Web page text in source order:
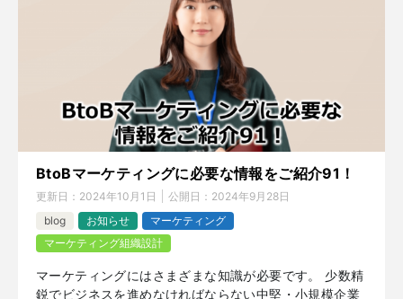
BtoBマーケティングに必要な情報をご紹介91！
更新日： 2024年10月1日 公開日： 2024年9月28日
blog
お知らせ
マーケティング
マーケティング組織設計
マーケティングにはさまざまな知識が必要です。 少数精
鋭でビジネスを進めなければならない中堅・小規模企業